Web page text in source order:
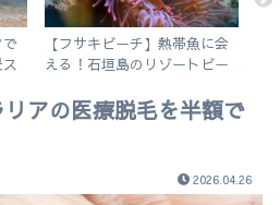
【フサキビーチ】熱帯魚に会
える！石垣島のリゾートビー
リアの医療脱毛を半額で
2026.04.26